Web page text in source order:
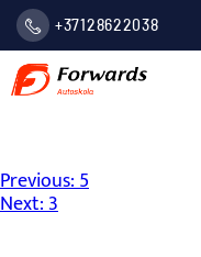
+37128622038
Навигация
по
Previous:5
Next:3